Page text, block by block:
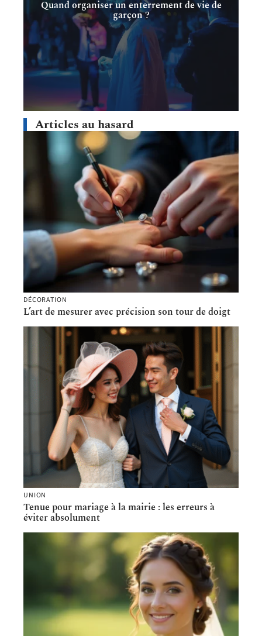
Quand organiser un enterrement de vie de
garçon ?
Articles au hasard
DÉCORATION
L’art de mesurer avec précision son tour de doigt
UNION
Tenue pour mariage à la mairie : les erreurs à
éviter absolument